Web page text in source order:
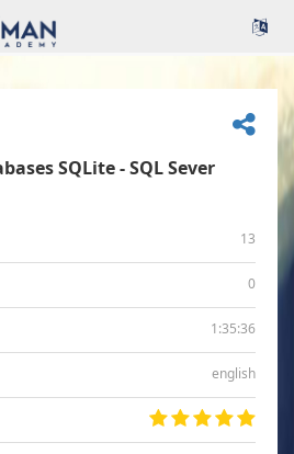
SQLite - SQL Sever
13
0
1:35:36
english